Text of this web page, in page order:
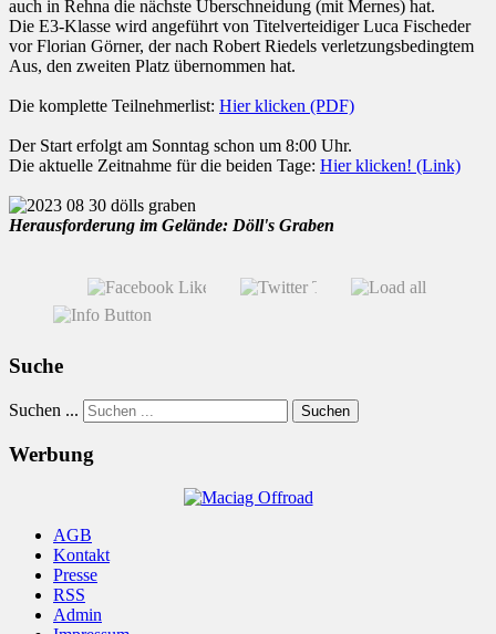
auch in Rehna die nächste Überschneidung (mit Mernes) hat.
Die E3-Klasse wird angeführt von Titelverteidiger Luca Fischeder
vor Florian Görner, der nach Robert Riedels verletzungsbedingtem
Aus, den zweiten Platz übernommen hat.
Die komplette Teilnehmerlist: Hier klicken (PDF)
Der Start erfolgt am Sonntag schon um 8:00 Uhr.
Die aktuelle Zeitnahme für die beiden Tage: Hier klicken! (Link)
Herausforderung im Gelände: Döll's Graben
Suche
Suchen ... Suchen
Werbung
AGB
Kontakt
Presse
RSS
Admin